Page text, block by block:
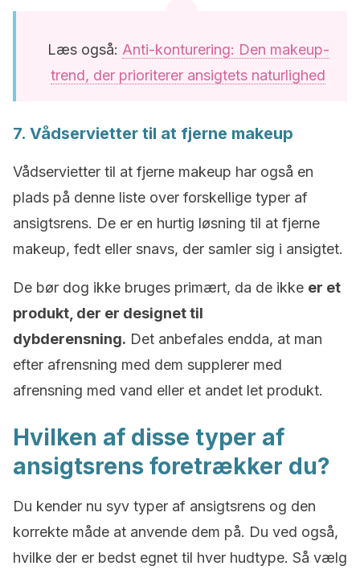
Læs også: Anti-konturering: Den makeup-
trend, der prioriterer ansigtets naturlighed
7. Vådservietter til at fjerne makeup
Vådservietter til at fjerne makeup har også en
plads på denne liste over forskellige typer af
ansigtsrens. De er en hurtig løsning til at fjerne
makeup, fedt eller snavs, der samler sig i ansigtet.
De bør dog ikke bruges primært, da de ikke er et
produkt, der er designet til
dybderensning. Det anbefales endda, at man
efter afrensning med dem supplerer med
afrensning med vand eller et andet let produkt.
Hvilken af disse typer af
ansigtsrens foretrækker du?
Du kender nu syv typer af ansigtsrens og den
korrekte måde at anvende dem på. Du ved også,
hvilke der er bedst egnet til hver hudtype. Så vælg